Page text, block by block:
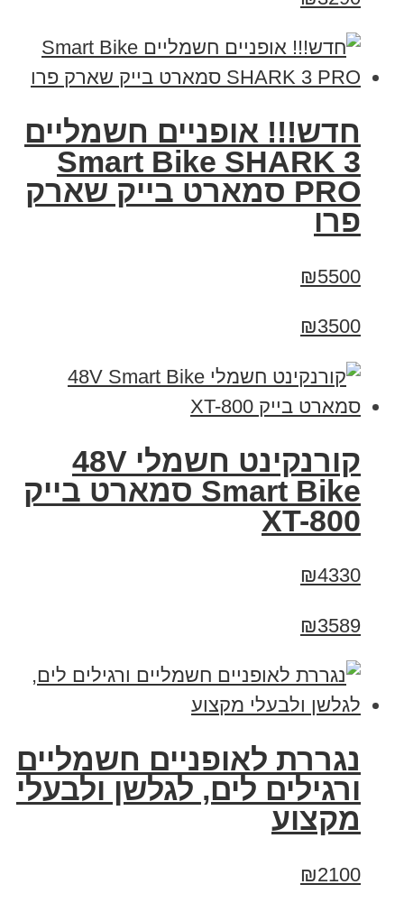
חדש!!! אופניים חשמליים
Smart Bike SHARK 3
PRO סמארט בייק שארק
פרו
₪5500
₪3500
קורנקינט חשמלי 48V
Smart Bike סמארט בייק
XT-800
₪4330
₪3589
נגררת לאופניים חשמליים
ורגילים לים, לגלשן ולבעלי
מקצוע
₪2100